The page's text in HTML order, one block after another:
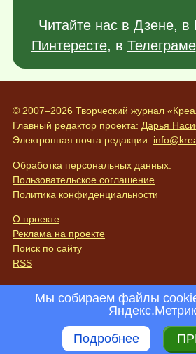
Читайте нас в Дзене, в
Пинтересте, в Телеграме
© 2007–2026 Творческий журнал
Главный редактор проекта: Дарья
Электронная почта редакции:
Обработка персональных данных:
Пользовательское соглашение
Политика конфиденциальности
О проекте
Реклама на проекте
Поиск по сайту
RSS
Мы собираем файлы
Подробнее